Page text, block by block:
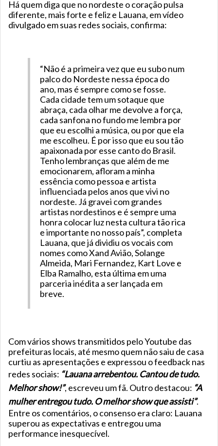
Há quem diga que no nordeste o coração pulsa
diferente, mais forte e feliz e Lauana, em vídeo
divulgado em suas redes sociais, confirma:
“Não é a primeira vez que eu subo num
palco do Nordeste nessa época do
ano, mas é sempre como se fosse.
Cada cidade tem um sotaque que
abraça, cada olhar me devolve a força,
cada sanfona no fundo me lembra por
que eu escolhi a música, ou por que ela
me escolheu. É por isso que eu sou tão
apaixonada por esse canto do Brasil.
Tenho lembranças que além de me
emocionarem, afloram a minha
essência como pessoa e artista
influenciada pelos anos que vivi no
nordeste. Já gravei com grandes
artistas nordestinos e é sempre uma
honra colocar luz nesta cultura tão rica
e importante no nosso país”, completa
Lauana, que já dividiu os vocais com
nomes como Xand Avião, Solange
Almeida, Mari Fernandez, Kart Love e
Elba Ramalho, esta última em uma
parceria inédita a ser lançada em
breve.
Com vários shows transmitidos pelo Youtube das
prefeituras locais, até mesmo quem não saiu de casa
curtiu as apresentações e expressou o feedback nas
redes sociais: “Lauana arrebentou. Cantou de tudo.
Melhor show!”, escreveu um fã. Outro destacou: “A
mulher entregou tudo. O melhor show que assisti”.
Entre os comentários, o consenso era claro: Lauana
superou as expectativas e entregou uma
performance inesquecível.